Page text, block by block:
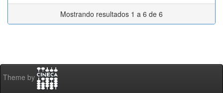
Mostrando resultados 1 a 6 de 6
Theme by